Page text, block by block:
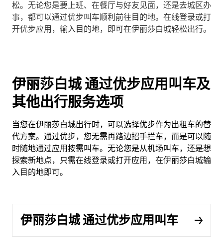
松。无论您是要上班、在餐厅与好友见面，还是去城区办
事，都可以通过优步叫车顺利前往目的地。在线登录或打
开优步应用，输入目的地，即可在伊丽莎白城轻松出行。
伊丽莎白城 通过优步应用叫车及
其他出行服务选项
当您在伊丽莎白城出行时，可以选择优步作为出租车的替
代方案。通过优步，您无需再路边招手拦车，而是可以随
时随地通过应用按需叫车。无论您是从机场叫车，还是想
探索新地点，只需在线登录或打开应用，在伊丽莎白城输
入目的地即可。
伊丽莎白城 通过优步应用叫车